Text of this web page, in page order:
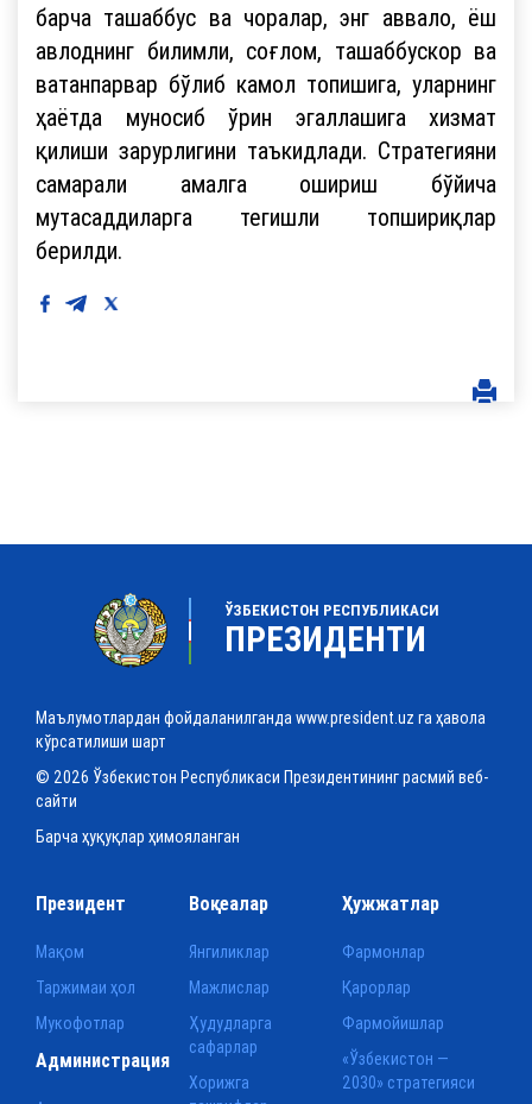
барча ташаббус ва чоралар, энг аввало, ёш
авлоднинг билимли, соғлом, ташаббускор ва
ватанпарвар бўлиб камол топишига, уларнинг
ҳаётда муносиб ўрин эгаллашига хизмат
қилиши зарурлигини таъкидлади. Стратегияни
самарали амалга ошириш бўйича
мутасаддиларга тегишли топшириқлар
берилди.
ЎЗБЕКИСТОН РЕСПУБЛИКАСИ
ПРЕЗИДЕНТИ
Маълумотлардан фойдаланилганда www.president.uz га ҳавола
кўрсатилиши шарт
© 2026 Ўзбекистон Республикаси Президентининг расмий веб-
сайти
Барча ҳуқуқлар ҳимояланган
Президент
Мақом
Таржимаи ҳол
Мукофотлар
Воқеалар
Янгиликлар
Мажлислар
Ҳудудларга
сафарлар
Хорижга
Ҳужжатлар
Фармонлар
Қарорлар
Фармойишлар
«Ўзбекистон —
2030» стратегияси
Администрация